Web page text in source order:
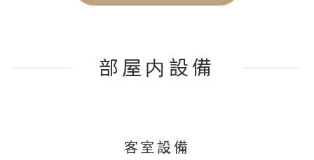
部屋内設備
客室設備